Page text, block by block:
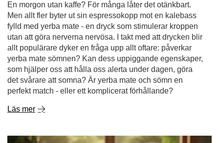
En morgon utan kaffe? För många låter det otänkbart.
Men allt fler byter ut sin espressokopp mot en kalebass
fylld med yerba mate - en dryck som stimulerar kroppen
utan att göra nerverna nervösa. I takt med att drycken blir
allt populärare dyker en fråga upp allt oftare: påverkar
yerba mate sömnen? Kan dess uppiggande egenskaper,
som hjälper oss att hålla oss alerta under dagen, göra
det svårare att somna? Är yerba mate och sömn en
perfekt match - eller ett komplicerat förhållande?
Läs mer